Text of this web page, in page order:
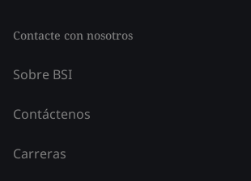
Contacte con nosotros
Sobre BSI
Contáctenos
Carreras